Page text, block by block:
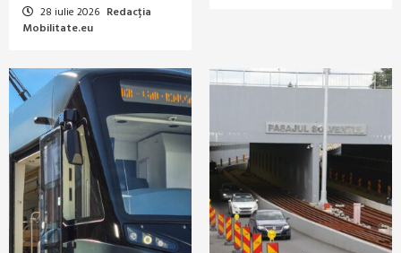
28 iulie 2026 Redacția
Mobilitate.eu